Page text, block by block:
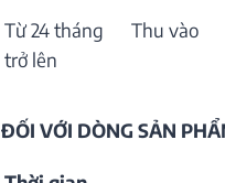
Từ 24 tháng
trở lên
Thu vào
ĐỐI VỚI DÒNG SẢN